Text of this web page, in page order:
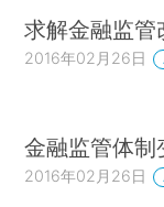
求解金融监管
2016年02月26日
金融监管体制
2016年02月26日